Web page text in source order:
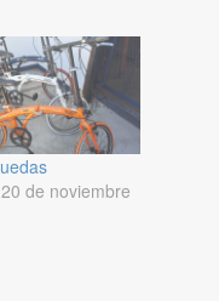
de noviembre